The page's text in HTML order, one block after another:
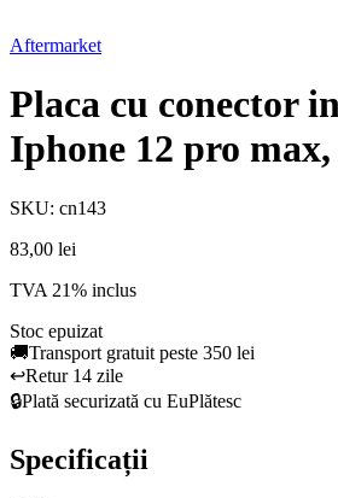
Aftermarket
Placa cu conector
Iphone 12 pro
SKU: cn143
83,00 lei
TVA 21% inclus
Stoc epuizat
🚚Transport gratuit peste 350 lei
↩️Retur 14 zile
🔒Plată securizată cu EuPlătesc
Specificații